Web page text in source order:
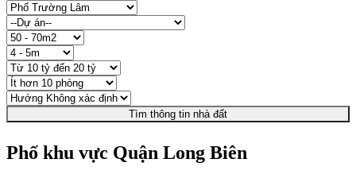
Tìm thông tin nhà đất
Phố khu vực Quận Long Biên